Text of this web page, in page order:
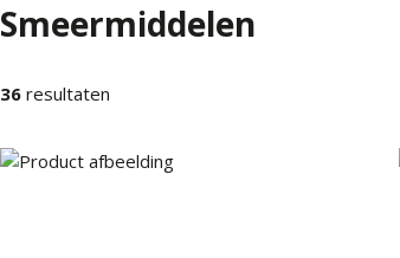
Smeermiddelen
36 resultaten